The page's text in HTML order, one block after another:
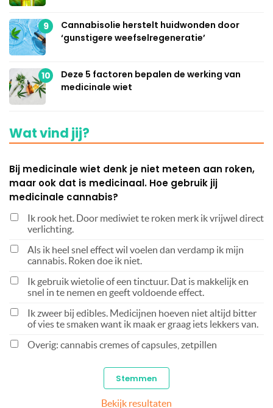
9
Cannabisolie herstelt huidwonden door
‘gunstigere weefselregeneratie’
10
Deze 5 factoren bepalen de werking van
medicinale wiet
Wat vind jij?
Bij medicinale wiet denk je niet meteen aan roken,
maar ook dat is medicinaal. Hoe gebruik jij
medicinale cannabis?
Ik rook het. Door mediwiet te roken merk ik vrijwel direct
verlichting.
Als ik heel snel effect wil voelen dan verdamp ik mijn
cannabis. Roken doe ik niet.
Ik gebruik wietolie of een tinctuur. Dat is makkelijk en
snel in te nemen en geeft voldoende effect.
Ik zweer bij edibles. Medicijnen hoeven niet altijd bitter
of vies te smaken want ik maak er graag iets lekkers van.
Overig: cannabis cremes of capsules, zetpillen
Bekijk resultaten